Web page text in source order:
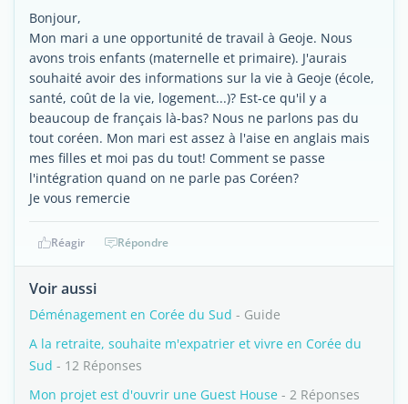
Bonjour,
Mon mari a une opportunité de travail à Geoje. Nous
avons trois enfants (maternelle et primaire). J'aurais
souhaité avoir des informations sur la vie à Geoje (école,
santé, coût de la vie, logement...)? Est-ce qu'il y a
beaucoup de français là-bas? Nous ne parlons pas du
tout coréen. Mon mari est assez à l'aise en anglais mais
mes filles et moi pas du tout! Comment se passe
l'intégration quand on ne parle pas Coréen?
Je vous remercie
Réagir Répondre
Voir aussi
Déménagement en Corée du Sud - Guide
A la retraite, souhaite m'expatrier et vivre en Corée du
Sud - 12 Réponses
Mon projet est d'ouvrir une Guest House - 2 Réponses